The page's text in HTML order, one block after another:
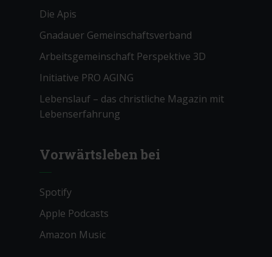
Die Apis
Gnadauer Gemeinschaftsverband
Arbeitsgemeinschaft Perspektive 3D
Initiative PRO AGING
Lebenslauf – das christliche Magazin mit
Lebenserfahrung
Vorwärtsleben bei
Spotify
Apple Podcasts
Amazon Music